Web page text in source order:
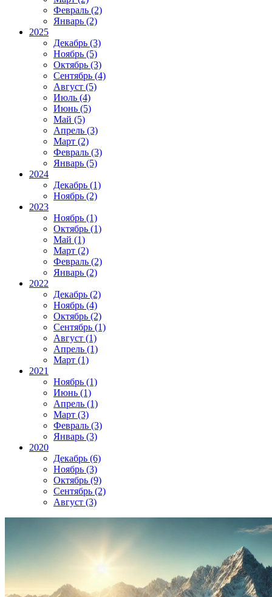
Февраль (2)
Январь (2)
2025
Декабрь (3)
Ноябрь (5)
Октябрь (3)
Сентябрь (4)
Август (5)
Июль (4)
Июнь (5)
Май (5)
Апрель (3)
Март (2)
Февраль (3)
Январь (5)
2024
Декабрь (1)
Ноябрь (2)
2023
Ноябрь (1)
Октябрь (1)
Май (1)
Март (2)
Февраль (2)
Январь (2)
2022
Декабрь (2)
Ноябрь (4)
Октябрь (2)
Сентябрь (1)
Август (1)
Апрель (1)
Март (1)
2021
Ноябрь (1)
Июнь (1)
Апрель (1)
Март (3)
Февраль (3)
Январь (3)
2020
Декабрь (6)
Ноябрь (3)
Октябрь (9)
Сентябрь (2)
Август (3)